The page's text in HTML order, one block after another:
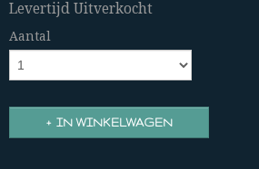
Levertijd Uitverkocht
Aantal
IN WINKELWAGEN